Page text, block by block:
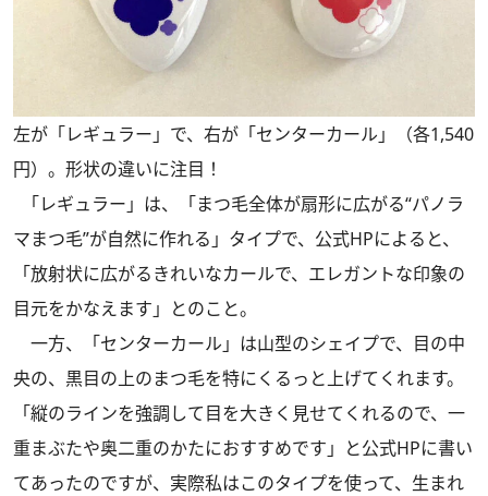
左が「レギュラー」で、右が「センターカール」（各1,540
円）。形状の違いに注目！
「レギュラー」は、「まつ毛全体が扇形に広がる“パノラ
マまつ毛”が自然に作れる」タイプで、公式HPによると、
「放射状に広がるきれいなカールで、エレガントな印象の
目元をかなえます」とのこと。
一方、「センターカール」は山型のシェイプで、目の中
央の、黒目の上のまつ毛を特にくるっと上げてくれます。
「縦のラインを強調して目を大きく見せてくれるので、一
重まぶたや奥二重のかたにおすすめです」と公式HPに書い
てあったのですが、実際私はこのタイプを使って、生まれ